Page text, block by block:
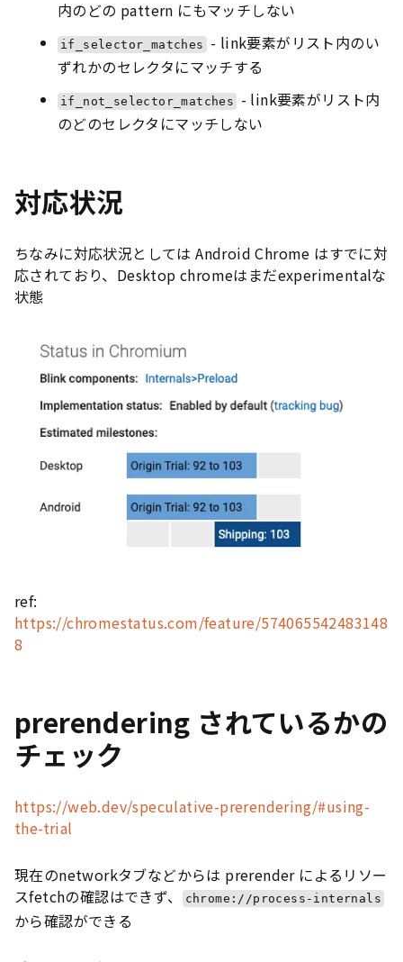
内のどの pattern にもマッチしない
if_selector_matches - link要素がリスト内のい
ずれかのセレクタにマッチする
if_not_selector_matches
- link要素がリスト内
のどのセレクタにマッチしない
対応状況
ちなみに対応状況としては Android Chrome はすでに対
応されており、Desktop chromeはまだexperimentalな
状態
ref:
https://chromestatus.com/feature/574065542483148
8
prerendering されているかの
チェック
https://web.dev/speculative-prerendering/#using-
the-trial
現在のnetworkタブなどからは prerender によるリソー
スfetchの確認はできず、
chrome://process-internals
から確認ができる